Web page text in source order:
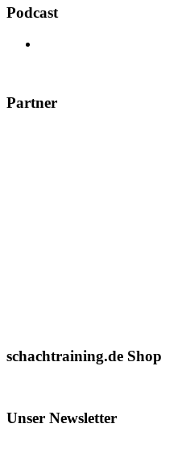
Podcast
Partner
schachtraining.de Shop
Unser Newsletter